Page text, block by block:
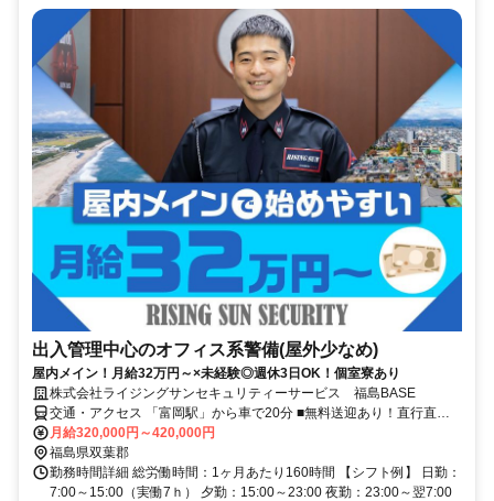
出入管理中心のオフィス系警備(屋外少なめ)
屋内メイン！月給32万円～×未経験◎週休3日OK！個室寮あり
株式会社ライジングサンセキュリティーサービス 福島BASE
交通・アクセス 「富岡駅」から車で20分 ■無料送迎あり！直行直帰
OK
月給320,000円～420,000円
福島県双葉郡
勤務時間詳細 総労働時間：1ヶ月あたり160時間 【シフト例】 日勤：
7:00～15:00（実働7ｈ） 夕勤：15:00～23:00 夜勤：23:00～翌7:00